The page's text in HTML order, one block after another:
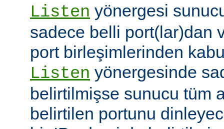
Listen yönergesi
sadece belli port(lar)dan
port birleşimlerinden
Listen yönergesinde
belirtilmişse sunucu tüm
belirtilen portunu